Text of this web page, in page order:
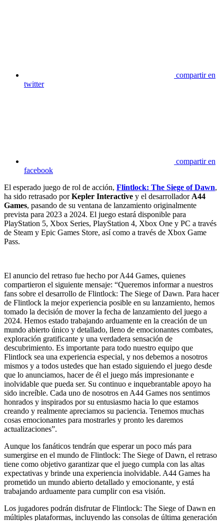
compartir en
twitter
compartir en
facebook
El esperado juego de rol de acción, Flintlock: The Siege of Dawn,
ha sido retrasado porKepler Interactive y el desarrollador A44
Games, pasando de su ventana de lanzamiento originalmente
prevista para 2023 a 2024. El juego estará disponible para
PlayStation 5, Xbox Series, PlayStation 4, Xbox One y PC a través
de Steam y Epic Games Store, así como a través de Xbox Game
Pass.
El anuncio del retraso fue hecho por A44 Games, quienes
compartieron el siguiente mensaje: “Queremos informar a nuestros
fans sobre el desarrollo de Flintlock: The Siege of Dawn. Para hacer
de Flintlock la mejor experiencia posible en su lanzamiento, hemos
tomado la decisión de mover la fecha de lanzamiento del juego a
2024. Hemos estado trabajando arduamente en la creación de un
mundo abierto único y detallado, lleno de emocionantes combates,
exploración gratificante y una verdadera sensación de
descubrimiento. Es importante para todo nuestro equipo que
Flintlock sea una experiencia especial, y nos debemos a nosotros
mismos y a todos ustedes que han estado siguiendo el juego desde
que lo anunciamos, hacer de él el juego más impresionante e
inolvidable que pueda ser. Su continuo e inquebrantable apoyo ha
sido increíble. Cada uno de nosotros en A44 Games nos sentimos
honrados y inspirados por su entusiasmo hacia lo que estamos
creando y realmente apreciamos su paciencia. Tenemos muchas
cosas emocionantes para mostrarles y pronto les daremos
actualizaciones”.
Aunque los fanáticos tendrán que esperar un poco más para
sumergirse en el mundo de Flintlock: The Siege of Dawn, el retraso
tiene como objetivo garantizar que el juego cumpla con las altas
expectativas y brinde una experiencia inolvidable. A44 Games ha
prometido un mundo abierto detallado y emocionante, y está
trabajando arduamente para cumplir con esa visión.
Los jugadores podrán disfrutar de Flintlock: The Siege of Dawn en
múltiples plataformas, incluyendo las consolas de última generación